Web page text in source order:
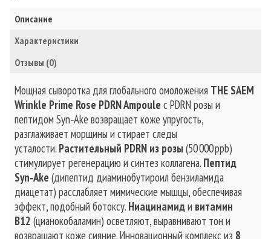
Описание
Характеристики
Отзывы (0)
Мощная сыворотка для глобального омоложения THE SAEM
Wrinkle Prime Rose PDRN Ampoule с PDRN розы и
пептидом Syn‑Ake возвращает коже упругость,
разглаживает морщины и стирает следы
усталости. Растительный PDRN из розы(50 000 ppb)
стимулирует регенерацию и синтез коллагена. Пептид
Syn‑Ake (дипептид диаминобутироил бензиламида
диацетат) расслабляет мимические мышцы, обеспечивая
эффект, подобный ботоксу. Ниацинамиди витамин
B12 (цианокобаламин) осветляют, выравнивают тон и
возвращают коже сияние. Инновационный комплекс из 8